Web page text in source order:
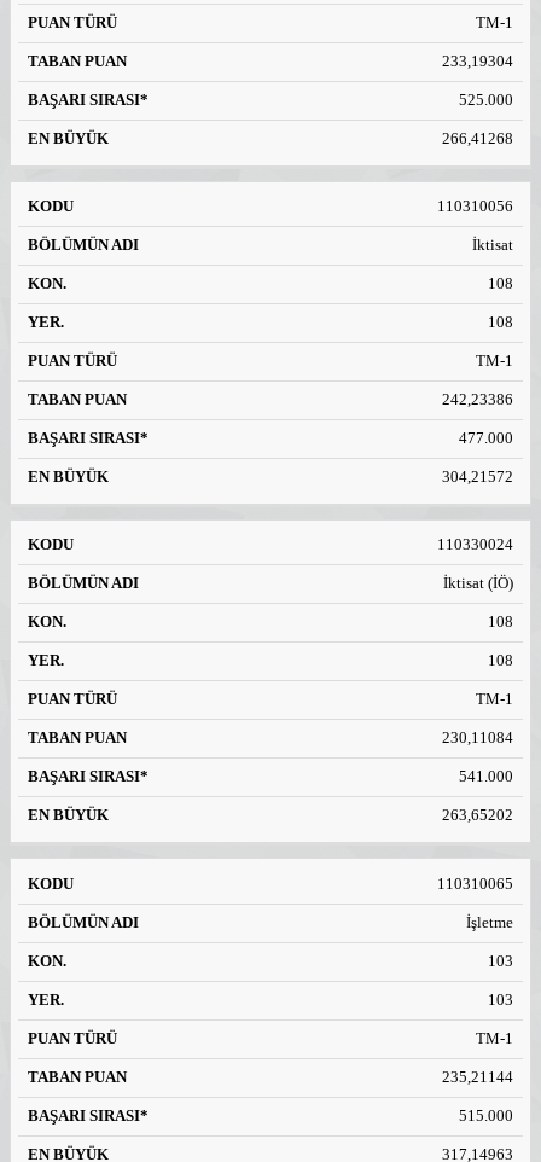
TM-1
233,19304
525.000
266,41268
110310056
İktisat
108
108
TM-1
242,23386
477.000
304,21572
110330024
İktisat (İÖ)
108
108
TM-1
230,11084
541.000
263,65202
110310065
İşletme
103
103
TM-1
235,21144
515.000
317,14963